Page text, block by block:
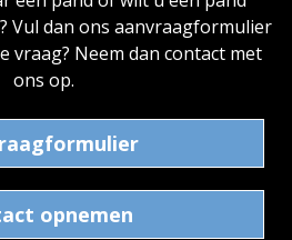
Vul dan ons aanvraagformulier
vraag? Neem dan contact met
ons op.
opnemen